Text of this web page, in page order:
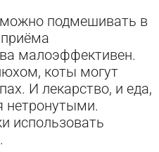
подмешивать в
малоэффективен.
коты могут
И лекарство, и еда,
нетронутыми.
использовать